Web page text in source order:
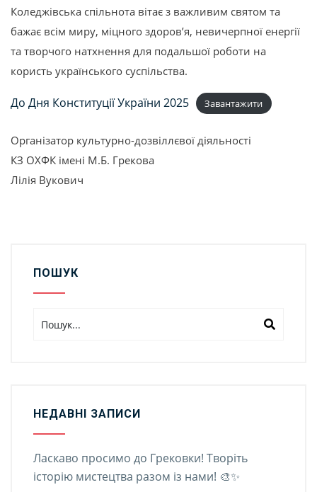
Коледжівська спільнота вітає з важливим святом та
бажає всім миру, міцного здоров’я, невичерпної енергії
та творчого натхнення для подальшої роботи на
користь українського суспільства.
До Дня Конституції України 2025 Завантажити
Організатор культурно-дозвіллєвої діяльності
КЗ ОХФК імені М.Б. Грекова
Лілія Вукович
ПОШУК
НЕДАВНІ ЗАПИСИ
Ласкаво просимо до Грековки! Творіть
історію мистецтва разом із нами! 🎨✨